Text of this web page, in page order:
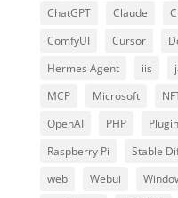
ChatGPT
Claude
ComfyUI
Cursor
Hermes Agent
iis
MCP
Microsoft
OpenAI
PHP Plugin
Raspberry Pi
Stable
web
Webui